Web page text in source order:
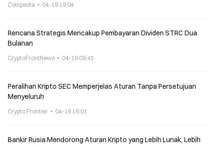
Coinpedia 04-19 19:04
Rencana Strategis Mencakup Pembayaran Dividen STRC Dua
Bulanan
CryptoFrontNews 04-19 09:45
Peralihan Kripto SEC Memperjelas Aturan Tanpa Persetujuan
Menyeluruh
Crypto Frontier 04-18 16:01
Bankir Rusia Mendorong Aturan Kripto yang Lebih Lunak, Lebih